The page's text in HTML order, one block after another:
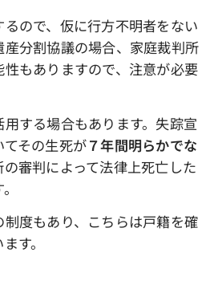
ので、仮に行方不明者をない
分割協議の場合、家庭裁判所
もありますので、注意が必要
する場合もあります。失踪宣
その生死が７年間明らかでな
審判によって法律上死亡した
度もあり、こちらは戸籍を確
す。